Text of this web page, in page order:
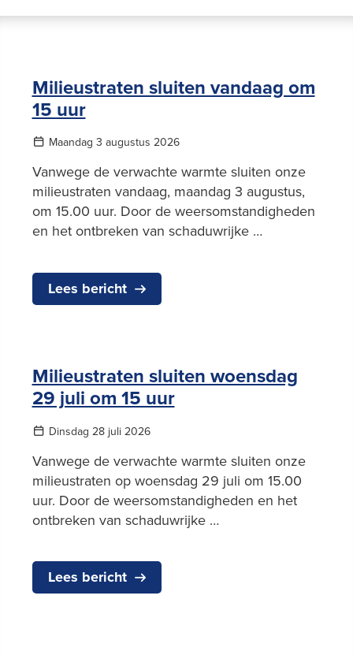
Milieustraten sluiten vandaag om
15 uur
Maandag 3 augustus 2026
Vanwege de verwachte warmte sluiten onze
milieustraten vandaag, maandag 3 augustus,
om 15.00 uur. Door de weersomstandigheden
en het ontbreken van schaduwrijke …
Lees bericht
Milieustraten sluiten woensdag
29 juli om 15 uur
Dinsdag 28 juli 2026
Vanwege de verwachte warmte sluiten onze
milieustraten op woensdag 29 juli om 15.00
uur. Door de weersomstandigheden en het
ontbreken van schaduwrijke …
Lees bericht